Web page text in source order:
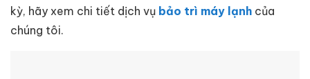
kỳ, hãy xem chi tiết dịch vụ bảo trì máy lạnh của
chúng tôi.